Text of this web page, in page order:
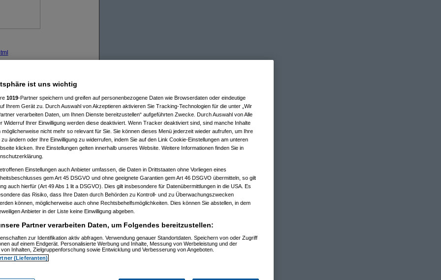
ist uns wichtig
1019-Partner speichern und greifen auf personenbezogene Daten wie Browserdaten oder eindeutige
Ihrem Gerät zu. Durch Auswahl von Akzeptieren aktivieren Sie Tracking-Technologien für die unter „Wir
verarbeiten Daten, um Ihnen Dienste bereitzustellen“ aufgeführten Zwecke. Durch Auswahl von Alle
Widerruf Ihrer Einwilligung werden diese deaktiviert. Wenn Tracker deaktiviert sind, sind manche Inhalte
möglicherweise nicht mehr so relevant für Sie. Sie können dieses Menü jederzeit wieder aufrufen, um Ihre
zu ändern oder Ihre Einwilligung zu widerrufen, indem Sie auf den Link Cookie-Einstellungen am unteren
klicken. Ihre Einstellungen gelten innerhalb unseres Website. Weitere Informationen finden Sie in
Einstellungen auch Anbieter umfassen, die Daten in Drittstaaten ohne Vorliegen eines
gem Art 45 DSGVO und ohne geeignete Garantien gem Art 46 DSGVO übermitteln, so gilt
auch hierfür (Art 49 Abs 1 lit a DSGVO). Dies gilt insbesondere für Datenübermittlungen in die USA. Es
das Risiko, dass Ihre Daten durch Behörden zu Kontroll- und zu Überwachungszwecken
können, möglicherweise auch ohne Rechtsbehelfsmöglichkeiten. Dies können Sie abstellen, in dem
Anbieter in der Liste keine Einwilligung abgeben.
Partner verarbeiten Daten, um Folgendes bereitzustellen:
zur Identifikation aktiv abfragen. Verwendung genauer Standortdaten. Speichern von oder Zugriff
auf einem Endgerät. Personalisierte Werbung und Inhalte, Messung von Werbeleistung und der
Inhalten, Zielgruppenforschung sowie Entwicklung und Verbesserung von Angeboten.
(Lieferanten)